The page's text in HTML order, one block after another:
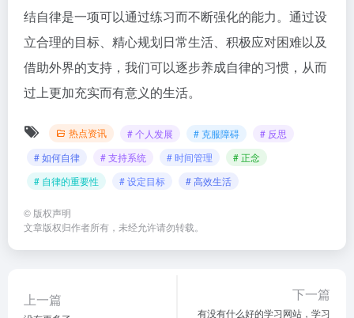
结自律是一项可以通过练习而不断强化的能力。通过设
立合理的目标、精心规划日常生活、积极应对困难以及
借助外界的支持，我们可以逐步养成自律的习惯，从而
过上更加充实而有意义的生活。
热点资讯 # 个人发展 # 克服障碍
# 反思
# 如何自律
# 支持系统 # 时间管理
# 正念
# 自律的重要性
# 设定目标 # 高效生活
© 版权声明
文章版权归作者所有，未经允许请勿转载。
上一篇 下一篇
有没有什么好的学习网站，学习